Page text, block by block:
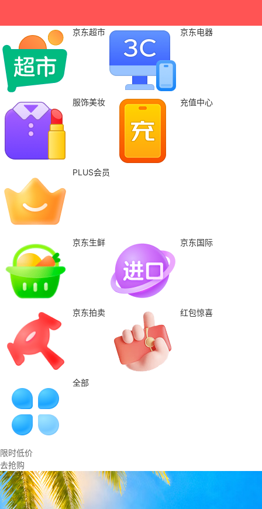
京东超市 京东电器
服饰美妆 充值中心
PLUS会员
京东生鲜 京东国际
京东拍卖 红包惊喜
全部
限时低价
去抢购